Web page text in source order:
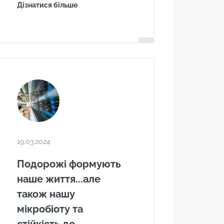
Дізнатися більше
19.03.2024
Подорожі формують
наше життя...але
також нашу
мікробіоту та
на
Biocodex.